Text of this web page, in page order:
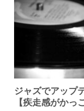
ジャズでアップ
【疾走感がかっ